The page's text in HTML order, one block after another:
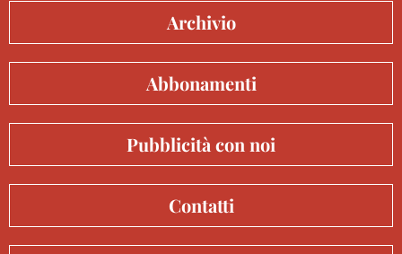
Archivio
Abbonamenti
Pubblicità con noi
Contatti